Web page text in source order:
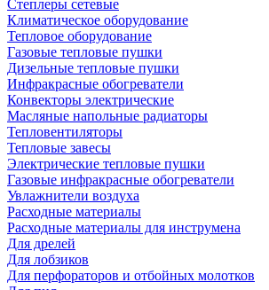
Степлеры сетевые
Климатическое оборудование
Тепловое оборудование
Газовые тепловые пушки
Дизельные тепловые пушки
Инфракрасные обогреватели
Конвекторы электрические
Масляные напольные радиаторы
Тепловентиляторы
Тепловые завесы
Электрические тепловые пушки
Газовые инфракрасные обогреватели
Увлажнители воздуха
Расходные материалы
Расходные материалы для инструмена
Для дрелей
Для лобзиков
Для перфораторов и отбойных молотков